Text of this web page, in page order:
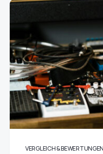
VERGLEICH & BEWERTUNGEN